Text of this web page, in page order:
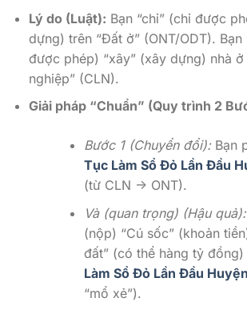
Lý do (Luật): Bạn “chỉ” (chỉ được
dựng) trên “Đất ở” (ONT/ODT). Bạn
được phép) “xây” (xây dựng) nhà
nghiệp” (CLN).
Giải pháp “Chuẩn” (Quy trình 2
Bước 1 (Chuyển đổi):Bạn
Tục Làm Sổ Đỏ Lần Đầu
(từ CLN -> ONT).
Và (quan trọng) (Hậu quả):
(nộp) “Cú sốc” (khoản
đất” (có thể hàng tỷ
Làm Sổ Đỏ Lần Đầu
“mổ xẻ”).